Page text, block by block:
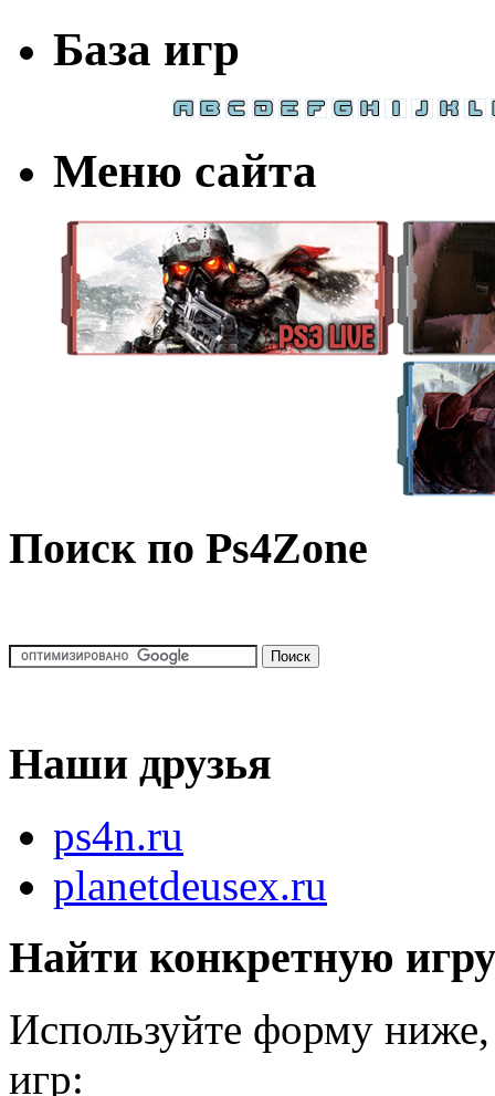
База игр
Меню сайта
Поиск по Ps4Zone
Наши друзья
ps4n.ru
planetdeusex.ru
Найти конкретную
Используйте форму
игр: